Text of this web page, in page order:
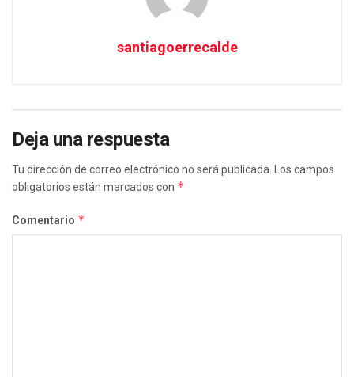
santiagoerrecalde
Deja una respuesta
Tu dirección de correo electrónico no será publicada. Los campos
obligatorios están marcados con *
Comentario *